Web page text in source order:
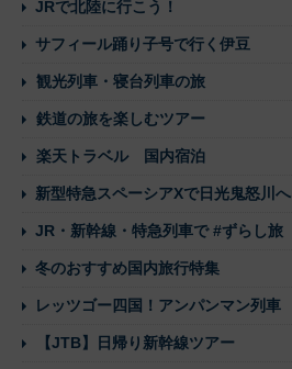
JRで北陸に行こう！
サフィール踊り子号で行く伊豆
観光列車・寝台列車の旅
鉄道の旅を楽しむツアー
楽天トラベル 国内宿泊
新型特急スペーシアXで日光鬼怒川へ
JR・新幹線・特急列車で #ずらし旅
冬のおすすめ国内旅行特集
レッツゴー四国！アンパンマン列車
【JTB】日帰り新幹線ツアー